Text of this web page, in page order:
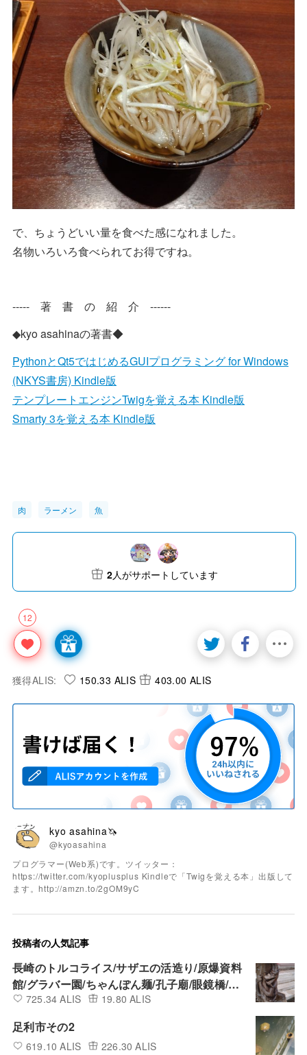
で、ちょうどいい量を食べた感になれました。
名物いろいろ食べられてお得ですね。
----- 著 書 の 紹 介 ------
◆kyo asahinaの著書◆
PythonとQt5ではじめるGUIプログラミング for Windows
(NKYS書房) Kindle版
テンプレートエンジンTwigを覚える本 Kindle版
Smarty 3を覚える本 Kindle版
肉 ラーメン 魚
12
2人がサポートしています
獲得ALIS: 150.33 ALIS 403.00 ALIS
kyo asahina🦄
@kyoasahina
プログラマー(Web系)です。ツイッター：
https://twitter.com/kyoplusplus Kindleで「Twigを覚える本」出版して
ます。http://amzn.to/2gOM9yC
投稿者の人気記事
長崎のトルコライス/サザエの活造り/原爆資料
館/グラバー園/ちゃんぽん麺/孔子廟/眼鏡橋/吉
宗茶碗蒸し/ヒラマサ藁焼と地酒/豚角煮まんじ
725.34 ALIS 19.80 ALIS
足利市その2
619.10 ALIS 226.30 ALIS